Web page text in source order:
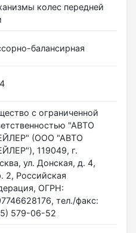
колес передней
балансирная
с ограниченной
"АВТО
(ООО "АВТО
119049, г.
ул. Донская, д. 4,
2, Российская
ОГРН:
тел./факс:
579-06-52